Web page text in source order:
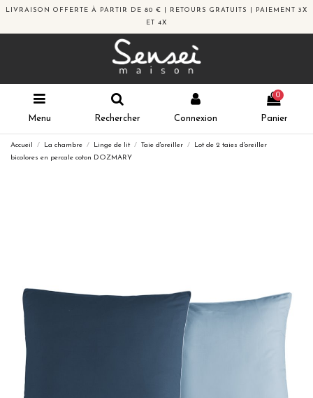
LIVRAISON OFFERTE À PARTIR DE 80 € | RETOURS GRATUITS | PAIEMENT 3X
ET 4X
Menu Rechercher Connexion
0
Panier
Accueil La chambre Linge de lit Taie d'oreiller
Lot de 2 taies d'oreiller
bicolores en percale coton DOZMARY